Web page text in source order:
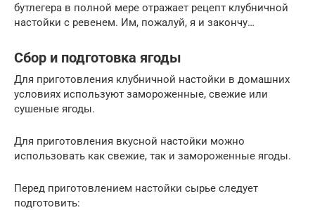
бутлегера в полной мере отражает рецепт клубничной
настойки с ревенем. Им, пожалуй, я и закончу…
Сбор и подготовка ягоды
Для приготовления клубничной настойки в домашних
условиях используют замороженные, свежие или
сушеные ягоды.
Для приготовления вкусной настойки можно
использовать как свежие, так и замороженные ягоды.
Перед приготовлением настойки сырье следует
подготовить: